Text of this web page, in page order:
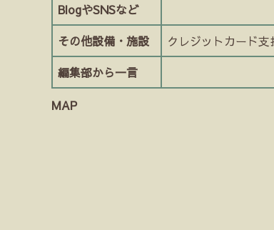
BlogやSNSなど
その他設備・施設
クレジットカード支
編集部から一言
MAP